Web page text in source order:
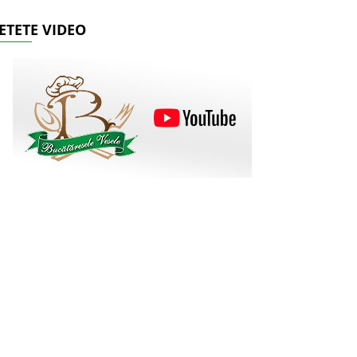
VIDEO